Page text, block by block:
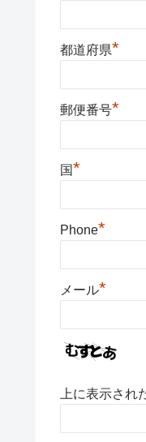
都道府県*
郵便番号*
国*
Phone*
メール*
上に表示され